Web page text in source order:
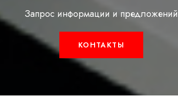
Запрос информации и предложений
КОНТАКТЫ